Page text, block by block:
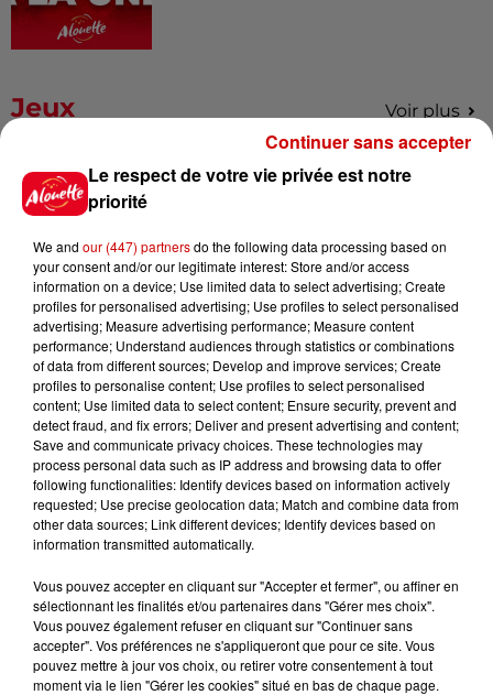
Jeux Voir plus
Le Duel - Gagnez vos entrées
pour l'un des zoos de nos
Gagnez vos places pour le
Festival du Roi Arthur 2026 !
Gagnez vos entrées pour le
Musée du Sport Automobile au
Mans !
Destination Vacances - Gagnez
votre séjour en famille au cœur
de la...
Le respect de votre vie privée est notre
priorité
We and our (447) partnersdo the following data processing based on
your consent and/or our legitimate interest: Store and/or access
information on a device; Use limited data to select advertising; Create
profiles for personalised advertising; Use profiles to select personalised
advertising; Measure advertising performance; Measure content
performance; Understand audiences through statistics or combinations
of data from different sources; Develop and improve services; Create
profiles to personalise content; Use profiles to select personalised
content; Use limited data to select content; Ensure security, prevent and
detect fraud, and fix errors; Deliver and present advertising and content;
Save and communicate privacy choices. These technologies may
process personal data such as IP address and browsing data to offer
following functionalities: Identify devices based on information actively
requested; Use precise geolocation data; Match and combine data from
other data sources; Link different devices; Identify devices based on
information transmitted automatically.
Vous pouvez accepter en cliquant sur "Accepter et fermer", ou affiner en
sélectionnant les finalités et/ou partenaires dans "Gérer mes choix".
Vous pouvez également refuser en cliquant sur "Continuer sans
accepter". Vos préférences ne s'appliqueront que pour ce site. Vous
pouvez mettre à jour vos choix, ou retirer votre consentement à tout
moment via le lien "Gérer les cookies" situé en bas de chaque page.
Continuer sans accepter